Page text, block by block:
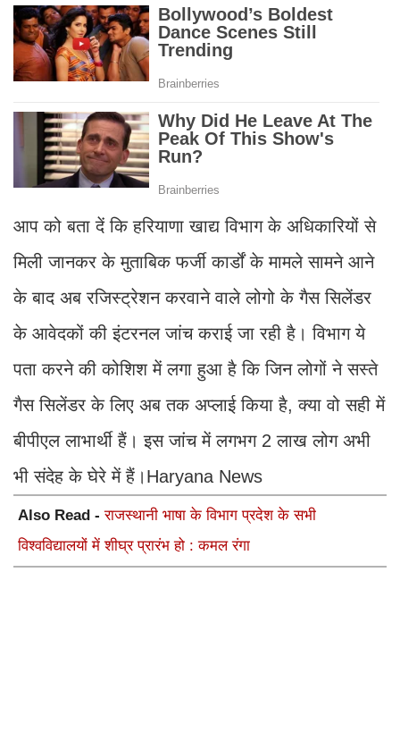
आप को बता दें कि हरियाणा खाद्य विभाग के अधिकारियों से
मिली जानकर के मुताबिक फर्जी कार्डों के मामले सामने आने
के बाद अब रजिस्ट्रेशन करवाने वाले लोगो के गैस सिलेंडर
के आवेदकों की इंटरनल जांच कराई जा रही है। विभाग ये
पता करने की कोशिश में लगा हुआ है कि जिन लोगों ने सस्ते
गैस सिलेंडर के लिए अब तक अप्लाई किया है, क्या वो सही में
बीपीएल लाभार्थी हैं। इस जांच में लगभग 2 लाख लोग अभी
भी संदेह के घेरे में हैं।Haryana News
Also Read -राजस्थानी भाषा के विभाग प्रदेश के सभी
विश्वविद्यालयों में शीघ्र प्रारंभ हो : कमल रंगा